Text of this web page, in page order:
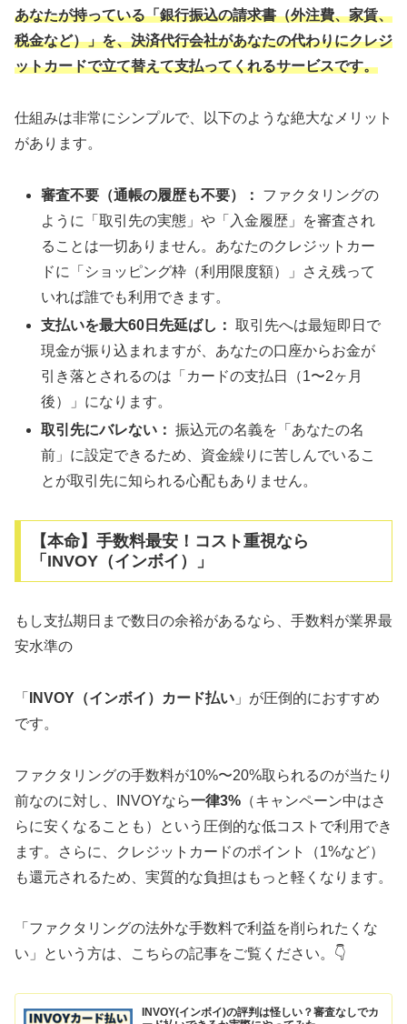
あなたが持っている「銀行振込の請求書（外注費、家賃、
税金など）」を、決済代行会社があなたの代わりにクレジ
ットカードで立て替えて支払ってくれるサービスです。
仕組みは非常にシンプルで、以下のような絶大なメリット
があります。
審査不要（通帳の履歴も不要）：
ファクタリングの
ように「取引先の実態」や「入金履歴」を審査され
ることは一切ありません。あなたのクレジットカー
ドに「ショッピング枠（利用限度額）」さえ残って
いれば誰でも利用できます。
支払いを最大60日先延ばし： 取引先へは最短即日で
現金が振り込まれますが、あなたの口座からお金が
引き落とされるのは「カードの支払日（1〜2ヶ月
後）」になります。
取引先にバレない： 振込元の名義を「あなたの名
前」に設定できるため、資金繰りに苦しんでいるこ
とが取引先に知られる心配もありません。
【本命】手数料最安！コスト重視なら
「INVOY（インボイ）」
もし支払期日まで数日の余裕があるなら、手数料が業界最
安水準の
「 INVOY（インボイ）カード払い 」が圧倒的におすすめ
です。
ファクタリングの手数料が10%〜20%取られるのが当たり
前なのに対し、INVOYなら一律3% （キャンペーン中はさ
らに安くなることも）という圧倒的な低コストで利用でき
ます。さらに、クレジットカードのポイント（1%など）
も還元されるため、実質的な負担はもっと軽くなります。
「ファクタリングの法外な手数料で利益を削られたくな
い」という方は、こちらの記事をご覧ください。👇
INVOY(インボイ)の評判は怪しい？審査なしでカ